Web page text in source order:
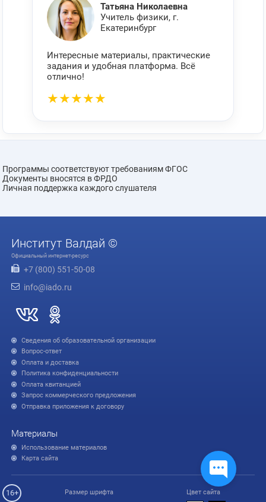
Татьяна Николаевна
Учитель физики, г.
Екатеринбург
Интересные материалы, практические
задания и удобная платформа. Всё
отлично!
★★★★★
Программы соответствуют требованиям ФГОС
Документы вносятся в ФРДО
Личная поддержка каждого слушателя
Институт Валдай ©
Официальный интернет-ресурс
+7 (800) 551-50-08
info@iado.ru
Сведения об образовательной организации
Вопрос-ответ
Оплата и доставка
Политика конфиденциальности
Оплата квитанцией
Запрос коммерческого предложения
Отправка приложения к договору
Материалы
Использование материалов
Карта сайта
16+ Размер шрифта Цвет сайта